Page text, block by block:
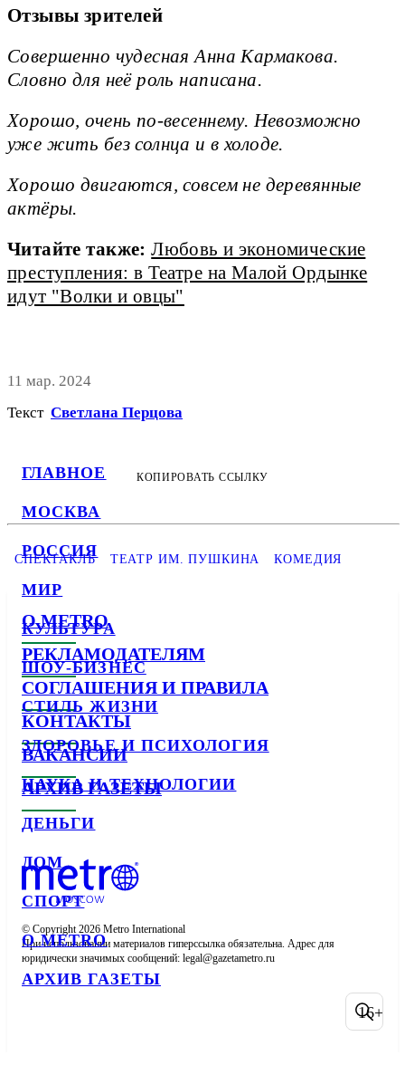
ГЛАВНОЕ
МОСКВА
РОССИЯ
МИР
КУЛЬТУРА
ШОУ-БИЗНЕС
СТИЛЬ ЖИЗНИ
ЗДОРОВЬЕ И ПСИХОЛОГИЯ
НАУКА И ТЕХНОЛОГИИ
ДЕНЬГИ
ДОМ
СПОРТ
О METRO
АРХИВ ГАЗЕТЫ
Отзывы зрителей
Совершенно чудесная Анна Кармакова.
Словно для неё роль написана.
Хорошо, очень по-весеннему. Невозможно
уже жить без солнца и в холоде.
Хорошо двигаются, совсем не деревянные
актёры.
Читайте также:Любовь и экономические
преступления: в Театре на Малой Ордынке
идут "Волки и овцы"
11 мар. 2024
Текст Светлана Перцова
КОПИРОВАТЬ ССЫЛКУ
СПЕКТАКЛЬ ТЕАТР ИМ. ПУШКИНА КОМЕДИЯ
О METRO
РЕКЛАМОДАТЕЛЯМ
СОГЛАШЕНИЯ И ПРАВИЛА
КОНТАКТЫ
ВАКАНСИИ
АРХИВ ГАЗЕТЫ
© Copyright 2026 Metro International
При использовании материалов гиперссылка обязательна. Адрес для
юридически значимых сообщений:
16+